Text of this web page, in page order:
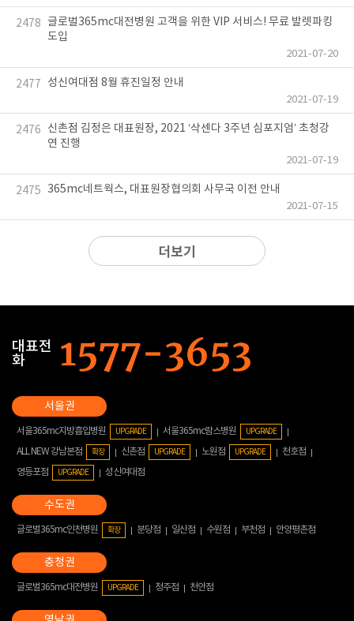
2478 글로벌365mc대전병원 고객을 위한 VIP 서비스! 무료 발렛파킹
도입
2021-07-20
2477 성신여대점 8월 휴진일정 안내
2021-07-19
2476
신촌점 김정은 대표원장, 2021 ‘삭센다 3주년 심포지엄’ 초청강
연 진행
2021-07-19
2475 365mc네트웍스, 대표원장협의회 사무국 이전 안내
2021-07-15
더보기
대표전
화
서울365mc지방흡입병원 UPGRADE 서울365mc람스병원 UPGRADE
ALL NEW 강남본점 확장 신촌점 UPGRADE 노원점 UPGRADE
천호점
영등포점
UPGRADE 성신여대점
글로벌365mc인천병원 확장 분당점 일산점 수원점 부천점 안양평촌점
글로벌365mc대전병원 UPGRADE 청주점 천안점